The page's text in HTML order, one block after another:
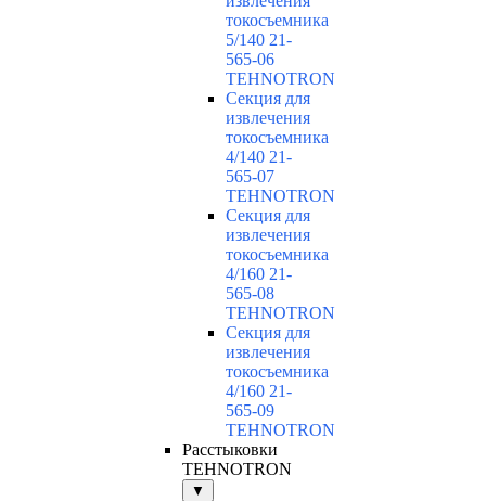
токосъемника
5/140 21-
565-06
TEHNOTRON
Секция для
извлечения
токосъемника
4/140 21-
565-07
TEHNOTRON
Секция для
извлечения
токосъемника
4/160 21-
565-08
TEHNOTRON
Секция для
извлечения
токосъемника
4/160 21-
565-09
TEHNOTRON
Расстыковки
TEHNOTRON
▼